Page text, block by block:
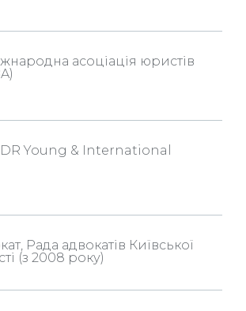
асоціація юристів
Young & International
Рада адвокатів Київської
(з 2008 року)